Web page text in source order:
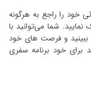
خود را راجع به هرگونه
شما می‌توانید با
ببینید و فرصت های خود
برای خود برنامه سفری